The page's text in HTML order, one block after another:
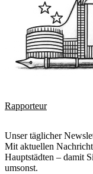
Rapporteur
Unser täglicher
Mit aktuellen
Hauptstädten – damit
umsonst.